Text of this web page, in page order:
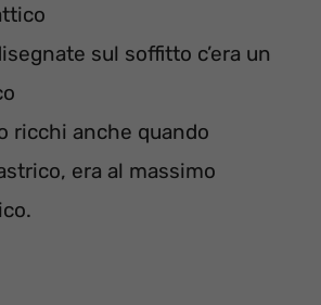
sul soffitto c’era un
ricchi anche quando
era al massimo